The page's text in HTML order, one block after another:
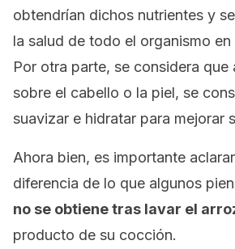
obtendrían dichos nutrientes y
la salud de todo el organismo en
Por otra parte, se considera que
sobre el cabello o la piel, se
suavizar e hidratar para mejorar
Ahora bien, es importante
diferencia de lo que algunos
no se obtiene tras lavar el
producto de su cocción.